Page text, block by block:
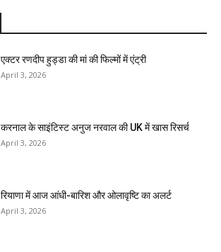
एक्टर रणदीप हुड्डा की मां की फिल्मों में एंट्री
April 3, 2026
करनाल के साइंटिस्ट अनुज नरवाल की UK में खास रिसर्च
April 3, 2026
रियाणा में आज आंधी-बारिश और ओलावृष्टि का अलर्ट
April 3, 2026